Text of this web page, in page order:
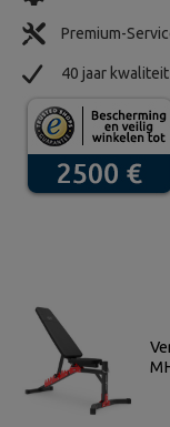
Premium-
40 jaar kwaliteit